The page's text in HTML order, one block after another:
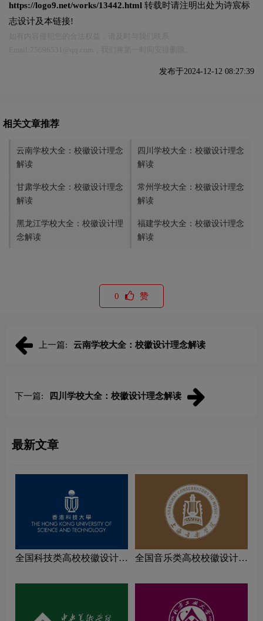
https://logo9.net/works/13442.html 转载时请注明出处为诗宸标
志设计及本链接!
发布于2024-12-12 08:27:39
相关文章推荐
云南学校大全：校徽设计理念
解读
四川学校大全：校徽设计理念
解读
甘肃学校大全：校徽设计理念
解读
常州学校大全：校徽设计理念
解读
黑龙江学校大全：校徽设计理
念解读
福建学校大全：校徽设计理念
解读
0 赞
上一篇: 云南学校大全：校徽设计理念解读
下一篇: 四川学校大全：校徽设计理念解读
最新文章
全国科技类高校校徽设计理
全国音乐类高校校徽设计理